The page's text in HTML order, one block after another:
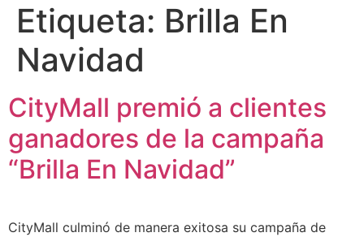
Etiqueta: Brilla En
Navidad
CityMall premió a clientes
ganadores de la campaña
“Brilla En Navidad”
CityMall culminó de manera exitosa su campaña de